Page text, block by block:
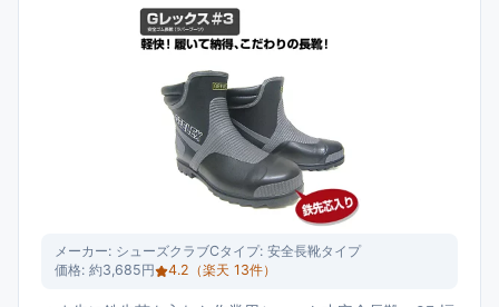
メーカー: シューズクラブCタイプ: 安全長靴タイプ
価格: 約3,685円 4.2 （楽天 13件）